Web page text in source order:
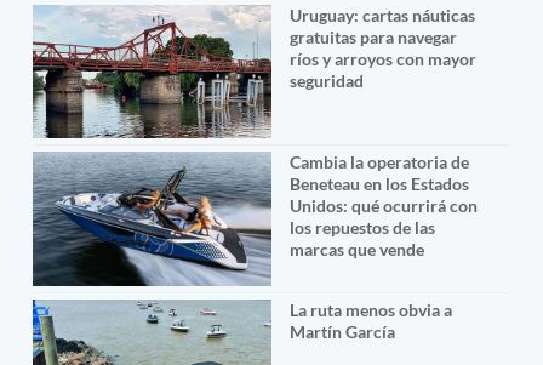
Uruguay: cartas náuticas
gratuitas para navegar
ríos y arroyos con mayor
seguridad
Cambia la operatoria de
Beneteau en los Estados
Unidos: qué ocurrirá con
los repuestos de las
marcas que vende
La ruta menos obvia a
Martín García